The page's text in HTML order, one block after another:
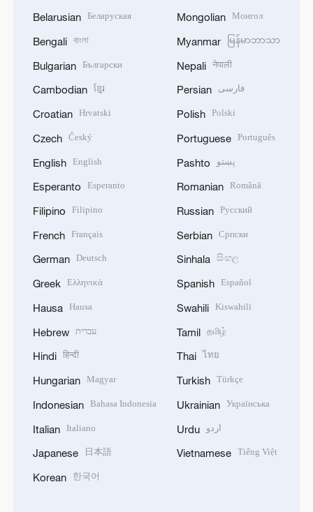
Belarusian Беларуская
Bengali বাংলা
Bulgarian Български
Cambodian ខ្មែរ
Croatian Hrvatski
Czech Český
English English
Esperanto Esperanto
Filipino Filipino
French Français
German Deutsch
Greek Ελληνικά
Hausa Hausa
Hebrew עברית
Hindi हिन्दी
Hungarian Magyar
Indonesian Bahasa Indonesia
Italian Italiano
Japanese 日本語
Korean 한국어
Mongolian Монгол
Myanmar မြန်မာဘာသာ
Nepali नेपाली
Persian فارسی
Polish Polski
Portuguese Português
Pashto پښتو
Romanian Română
Russian Русский
Serbian Српски
Sinhala සිංහල
Spanish Español
Swahili Kiswahili
Tamil தமிழ்
Thai ไทย
Turkish Türkçe
Ukrainian Українська
Urdu اردو
Vietnamese Tiếng Việt